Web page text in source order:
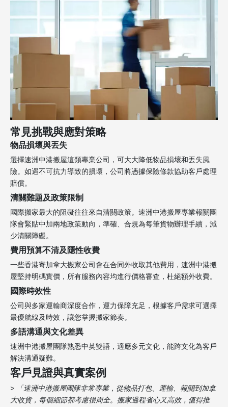
常見挑戰與應對策略
物品損壞與丟失
選擇速洲中港搬屋這類專業公司，可大大降低物品損壞和丟失風
險。如遇不可抗力導致的損壞，公司將憑據保險條款協助客戶處理
賠償。
清關難題及政策限制
國際搬家最大的阻礙往往來自清關政策。速洲中港搬屋專業報關團
隊會緊貼中加兩地政策動向，準確、合規為每筆貨物辦理手續，減
少清關障礙。
費用預算不清及隱性收費
一些香港寄加拿大搬家公司會在合同外收取其他費用，速洲中港搬
屋堅持明碼實價，所有服務內容均進行價格審查，杜絕額外收費。
國際時效性
公司與多家運輸商深度合作，運力保障充足，根據客戶需求可選擇
最優航線及時效，讓您掌握搬家節奏。
多語溝通與文化差異
速洲中港搬屋團隊熟悉中英雙語，適應多元文化，能跨文化為客戶
解決溝通疑難。
客戶見證與真實案例
> 「速洲中港搬屋團隊非常專業，從物品打包、運輸、報關到加拿
大收貨，每個細節都考慮很周全。搬家過程省心又高效，值得推